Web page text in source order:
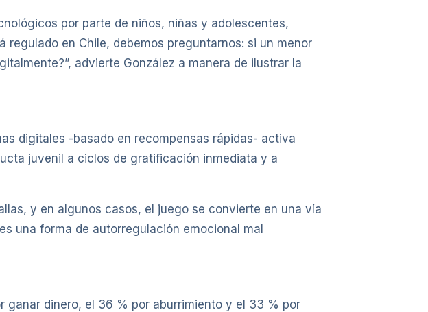
por parte de niños, niñas y adolescentes,
en Chile, debemos preguntarnos: si un menor
advierte González a manera de ilustrar la
digitales -basado en recompensas rápidas- activa
juvenil a ciclos de gratificación inmediata y a
y en algunos casos, el juego se convierte en una vía
una forma de autorregulación emocional mal
ganar dinero, el 36 % por aburrimiento y el 33 % por